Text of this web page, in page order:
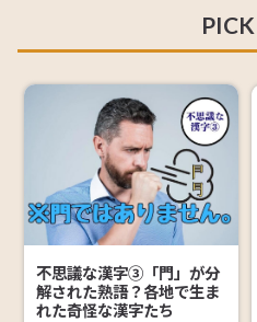
不思議な漢字③「門」が分
解された熟語？各地で生ま
れた奇怪な漢字たち